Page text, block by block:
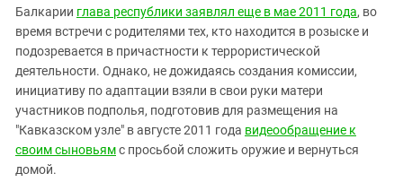
Балкарии глава республики заявлял еще в мае 2011 года, во
время встречи с родителями тех, кто находится в розыске и
подозревается в причастности к террористической
деятельности. Однако, не дожидаясь создания комиссии,
инициативу по адаптации взяли в свои руки матери
участников подполья, подготовив для размещения на
"Кавказском узле" в августе 2011 года видеообращение к
своим сыновьямс просьбой сложить оружие и вернуться
домой.